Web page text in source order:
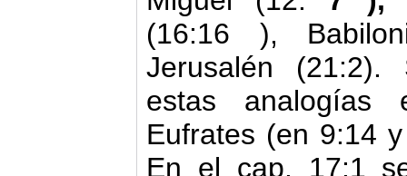
(16:16 ),
Jerusalén
estas analogías
Eufrates (en 9:14
En el cap. 17:1